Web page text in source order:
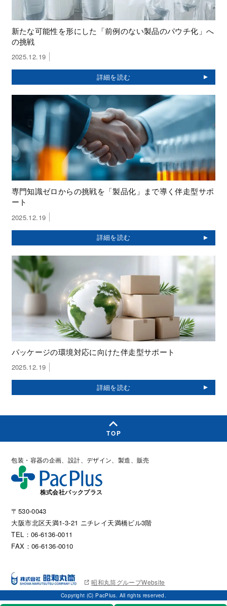
新たな可能性を形にした「前例のない製品のパウチ化」へ
の挑戦
2025.12.19
専門知識ゼロからの挑戦を「製品化」まで導く伴走型サポ
ート
2025.12.19
パッケージの環境対応に向けた伴走型サポート
2025.12.19
TOP
包装・容器の企画、設計、デザイン、製造、販売
株式会社パックプラス
〒530-0043
大阪市北区天満1-3-21 ニチレイ天満橋ビル3階
TEL：06-6136-0011
FAX：06-6136-0010
昭和丸筒グループWebsite
Copyright (C) PacPlus. All rights reserved.